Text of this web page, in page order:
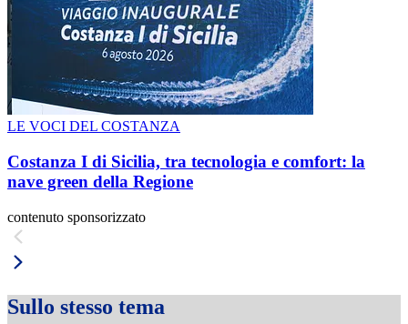
LE VOCI DEL COSTANZA
Costanza I di Sicilia, tra tecnologia e comfort: la
nave green della Regione
contenuto sponsorizzato
Sullo stesso tema